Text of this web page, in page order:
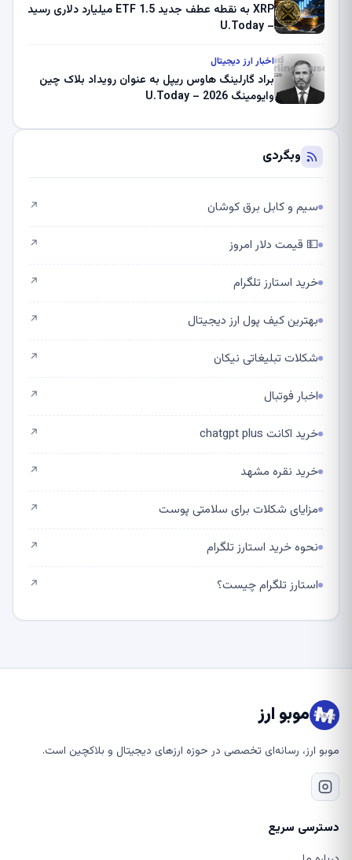
XRP به نقطه عطف جدید ETF 1.5 میلیارد دلاری رسید
– U.Today
اخبار ارز دیجیتال
براد گارلینگ هاوس ریپل به عنوان رویداد بلاک چین
وایومینگ 2026 – U.Today
وبگردی
سیم و کابل برق کوشان ↗
💵 قیمت دلار امروز ↗
خرید استارز تلگرام ↗
بهترین کیف پول ارز دیجیتال ↗
شکلات تبلیغاتی نیکان ↗
اخبار فوتبال ↗
خرید اکانت chatgpt plus ↗
خرید نقره مشهد ↗
مزایای شکلات برای سلامتی پوست ↗
نحوه خرید استارز تلگرام ↗
استارز تلگرام چیست؟ ↗
موبو ارز
موبو ارز، رسانه‌ای تخصصی در حوزه ارزهای دیجیتال و بلاکچین است.
دسترسی سریع